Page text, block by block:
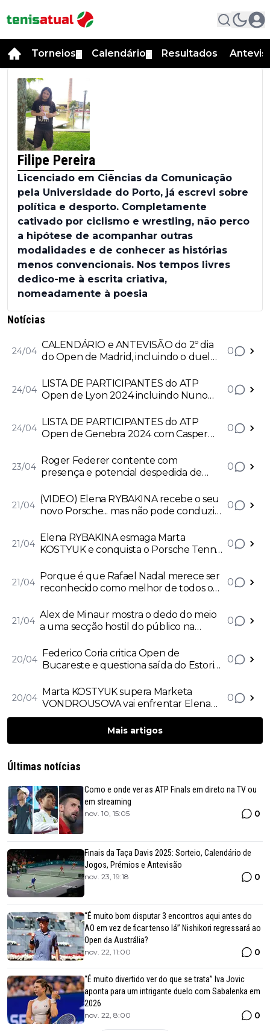
Torneios Calendário Resultados
Filipe Pereira
Licenciado em Ciências da Comunicação
pela Universidade do Porto, já escrevi sobre
política e desporto. Completamente
cativado por ciclismo e wrestling, não perco
a hipótese de acompanhar outras
modalidades e de conhecer as histórias
menos convencionais. Nos tempos livres
dedico-me à escrita criativa,
nomeadamente à poesia
Notícias
24/04
CALENDÁRIO e ANTEVISÃO do 2º dia
do Open de Madrid, incluindo o duelo
MUNAR e Thiago SEYBOTH WILD
frente a Roman Safiullin
0
24/04
LISTA DE PARTICIPANTES do ATP
Open de Lyon 2024 incluindo Nuno
HUMBERT, Alexander BUBLIK, Frances
TIAFOE e o atual campeão Arthur FILS
0
24/04
LISTA DE PARTICIPANTES do ATP
Open de Genebra 2024 com Casper
0
23/04
Roger Federer contente com
presença e potencial despedida de
0
21/04
(VIDEO) Elena RYBAKINA recebe o seu
novo Porsche... mas não pode conduzir
0
21/04
Elena RYBAKINA esmaga Marta
KOSTYUK e conquista o Porsche Tennis
0
21/04
Porque é que Rafael Nadal merece ser
reconhecido como melhor de todos os
explica: "É uma pergunta quase
ofensiva"
0
21/04
Alex de Minaur mostra o dedo do meio
a uma secção hostil do público na
Barcelona
0
20/04
Federico Coria critica Open de
Bucareste e questiona saída do Estoril
"Incompreensível que o Estoril
desapareça e este torneio se
0
20/04
Marta KOSTYUK supera Marketa
VONDROUSOVA vai enfrentar Elena
RYBAKINA na final do Porsche Tennis
0
Mais artigos
Últimas notícias
Como e onde ver as ATP Finals em direto na TV ou
em streaming
nov. 10, 15:05 0
Finais da Taça Davis 2025: Sorteio, Calendário de
Jogos, Prémios e Antevisão
nov. 23, 19:18 0
“É muito bom disputar 3 encontros aqui antes do
AO em vez de ficar tenso lá” Nishikori regressará ao
Open da Austrália?
nov. 22, 11:00 0
“É muito divertido ver do que se trata” Iva Jovic
aponta para um intrigante duelo com Sabalenka em
2026
nov. 22, 8:00 0